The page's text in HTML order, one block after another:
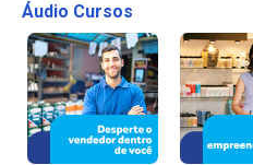
Áudio Cursos